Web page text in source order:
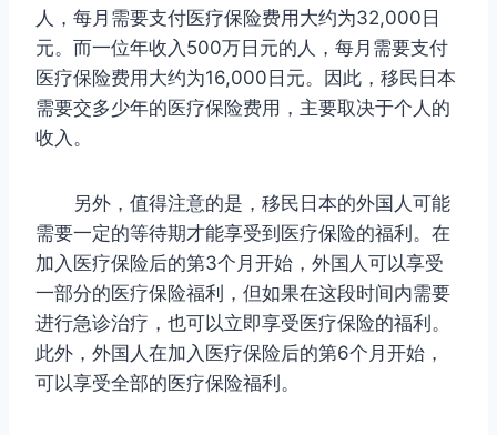
人，每月需要支付医疗保险费用大约为32,000日
元。而一位年收入500万日元的人，每月需要支付
医疗保险费用大约为16,000日元。因此，移民日本
需要交多少年的医疗保险费用，主要取决于个人的
收入。
另外，值得注意的是，移民日本的外国人可能
需要一定的等待期才能享受到医疗保险的福利。在
加入医疗保险后的第3个月开始，外国人可以享受
一部分的医疗保险福利，但如果在这段时间内需要
进行急诊治疗，也可以立即享受医疗保险的福利。
此外，外国人在加入医疗保险后的第6个月开始，
可以享受全部的医疗保险福利。